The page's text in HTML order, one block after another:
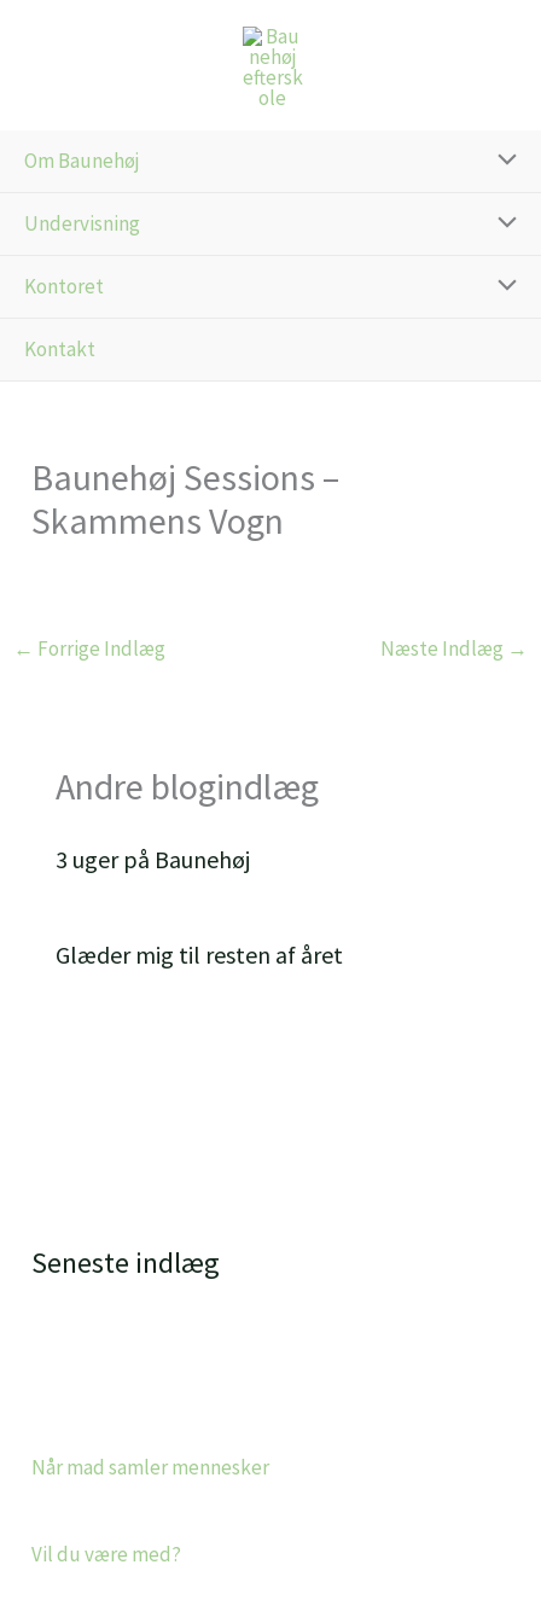
Om Baunehøj
Undervisning
Kontoret
Kontakt
Seneste indlæg
Når mad samler mennesker
Vil du være med?
Baunehøj Sessions –
Skammens Vogn
← Forrige Indlæg Næste Indlæg →
Andre blogindlæg
3 uger på Baunehøj
Glæder mig til resten af året